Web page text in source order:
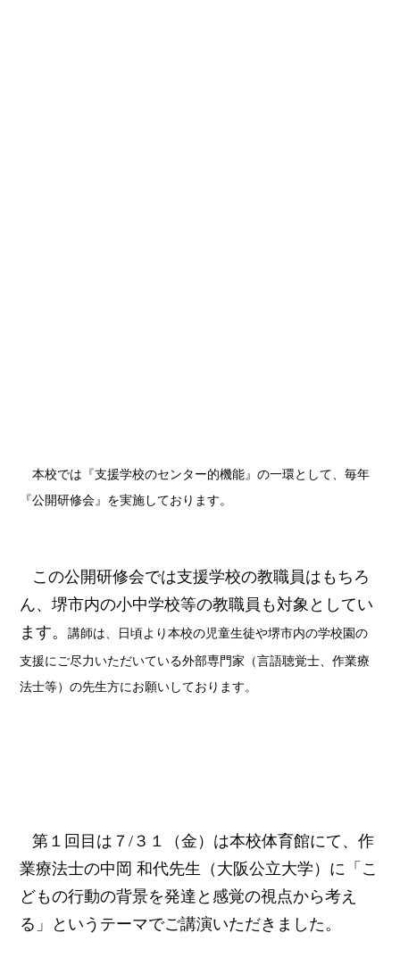
本校では『支援学校のセンター的機能』の一環として、毎年
『公開研修会』を実施しております。
この公開研修会では支援学校の教職員はもちろ
ん、堺市内の小中学校等の教職員も対象としてい
ます。講師は、日頃より本校の児童生徒や堺市内の学校園の
支援にご尽力いただいている外部専門家（言語聴覚士、作業療
法士等）の先生方にお願いしております。
第１回目は７/ ３１（金）は本校体育館にて、作
業療法士の中岡 和代先生（大阪公立大学）に「こ
どもの行動の背景を発達と感覚の視点から考え
る」というテーマでご講演いただきました。